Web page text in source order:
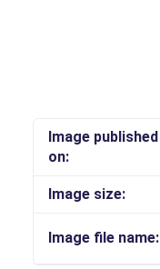
Image published
on:
Image size:
Image file name: